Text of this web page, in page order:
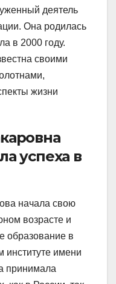
деятель
Она родилась
в 2000 году.
своими
жизни
успеха в
начала свою
возрасте и
образование в
институте имени
принимала